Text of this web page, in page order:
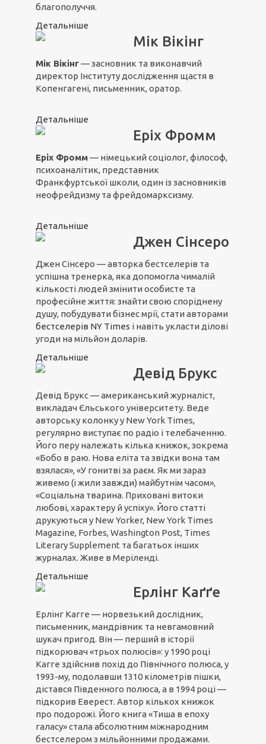
благополуччя.
Детальніше
Мік Вікінг
Мік Вікінг— засновник та виконавчий
директор Інституту дослідження щастя в
Копенгагені, письменник, оратор.
Детальніше
Еріх Фромм
Еріх Фромм— німецький соціолог, філософ,
психоаналітик, представник
Франкфуртської школи, один із засновників
неофрейдизму та фрейдомарксизму.
Детальніше
Джен Сінсеро
Джен Сінсеро — авторка бестселерів та
успішна тренерка, яка допомогла чималій
кількості людей змінити особисте та
професійне життя: знайти свою споріднену
душу, побудувати бізнес мрії, стати авторами
бестселерів NY Times і навіть укласти ділові
угоди на мільйон доларів.
Детальніше
Девід Брукс
Девід Брукс — американський журналіст,
викладач Єльського університету. Веде
авторську колонку у New York Times,
регулярно виступає по радіо і телебаченню.
Його перу належать кілька книжок, зокрема
«Бобо в раю. Нова еліта та звідки вона там
взялася», «У гонитві за раєм. Як ми зараз
живемо (і жили завжди) майбутнім часом»,
«Соціальна тварина. Приховані витоки
любові, характеру й успіху». Його статті
друкуються у New Yorker, New York Times
Magazine, Forbes, Washington Post, Times
Literary Supplement та багатьох інших
журналах. Живе в Меріленді.
Детальніше
Ерлінг Каґґе
Ерлінг Кагге — норвезький дослідник,
письменник, мандрівник та невгамовний
шукач пригод. Він — перший в історії
підкорювач «трьох полюсів»: у 1990 році
Кагге здійснив похід до Північного полюса, у
1993-му, подолавши 1310 кілометрів пішки,
дістався Південного полюса, а в 1994 році —
підкорив Еверест. Автор кількох книжок
про подорожі. Його книга «Тиша в епоху
галасу» стала абсолютним міжнародним
бестселером з мільйонними продажами.